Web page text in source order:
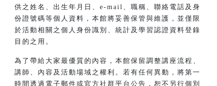
供之姓名、出生年月日、e-mail、職稱、聯絡電話及身
份證號碼等個人資料，本館將妥善保管與維護，並僅限
於活動相關之個人身份識別、統計及學習認證資料登錄
目的之用。
為了帶給大家最優質的內容，本館保留調整講座流程、
講師、內容及活動場域之權利。若有任何異動，將第一
時間透過電子郵件或官方社群平台公告，恕不另行個別